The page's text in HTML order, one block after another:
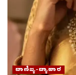
ವಾಣಿಜ್ಯ-ವ್ಯಾಪಾರ